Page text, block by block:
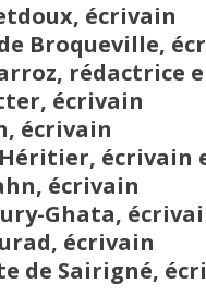
écrivain
Broqueville,
rédactrice
écrivain
écrivain
écrivain
écrivain
Ghata,
écrivain
de Sairigné,